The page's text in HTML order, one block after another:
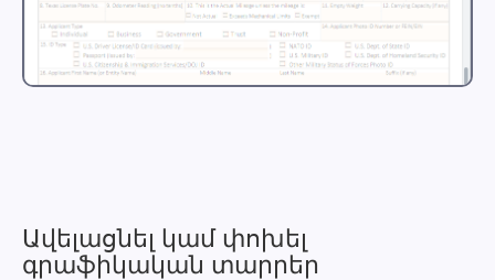
Ավելացնել կամ փոխել
գրաֆիկական տարրեր